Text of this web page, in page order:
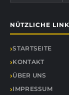
NÜTZLICHE
STARTSEITE
KONTAKT
ÜBER UNS
IMPRESSUM